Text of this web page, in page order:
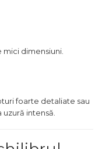
dimensiuni.
foarte detaliate sau
intensă.